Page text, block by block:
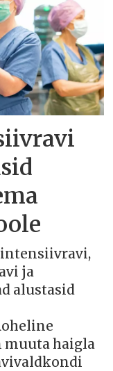
ja
alustasid
muuta haigla